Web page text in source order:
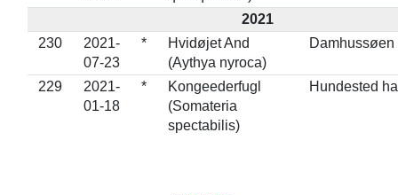
2021
230
2021-
07-23
*
Hvidøjet And
(Aythya nyroca)
Damhussøen
229
2021-
01-18
*
Kongeederfugl
(Somateria
spectabilis)
Hundested